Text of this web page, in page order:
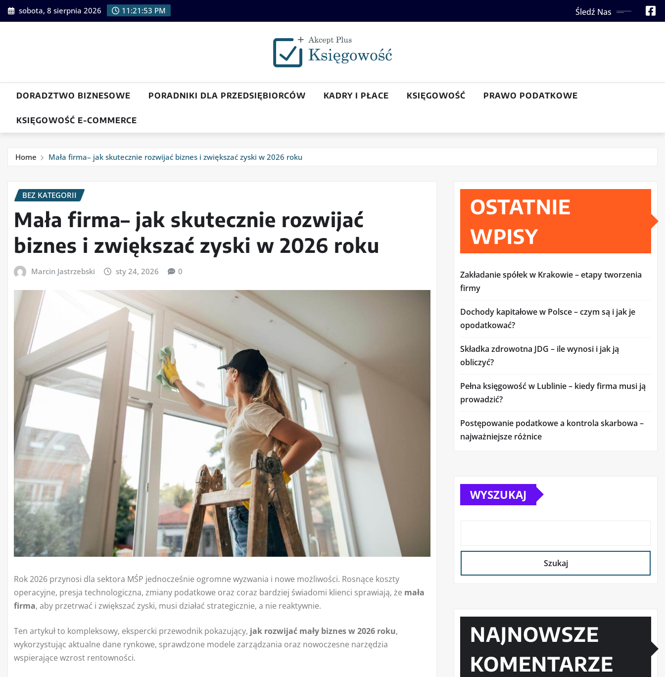
Skip
to
sobota, 8 sierpnia 2026 11:21:54 PM Śledź Nas
DORADZTWO BIZNESOWE PORADNIKI DLA PRZEDSIĘBIORCÓW KADRY I PŁACE KSIĘGOWOŚĆ PRAWO PODATKOWE
KSIĘGOWOŚĆ E-COMMERCE
Home Mała firma– jak skutecznie rozwijać biznes i zwiększać zyski w 2026 roku
BEZ KATEGORII
Mała firma– jak skutecznie rozwijać
biznes i zwiększać zyski w 2026 roku
Marcin Jastrzebski sty 24, 2026 0
Rok 2026 przynosi dla sektora MŚP jednocześnie ogromne wyzwania i nowe możliwości. Rosnące koszty
operacyjne, presja technologiczna, zmiany podatkowe oraz coraz bardziej świadomi klienci sprawiają, że mała
firma, aby przetrwać i zwiększać zyski, musi działać strategicznie, a nie reaktywnie.
Ten artykuł to kompleksowy, ekspercki przewodnik pokazujący, jak rozwijać mały biznes w 2026 roku,
wykorzystując aktualne dane rynkowe, sprawdzone modele zarządzania oraz nowoczesne narzędzia
wspierające wzrost rentowności.
OSTATNIE
WPISY
Zakładanie spółek w Krakowie – etapy tworzenia
firmy
Dochody kapitałowe w Polsce – czym są i jak je
opodatkować?
Składka zdrowotna JDG – ile wynosi i jak ją
obliczyć?
Pełna księgowość w Lublinie – kiedy firma musi ją
prowadzić?
Postępowanie podatkowe a kontrola skarbowa –
najważniejsze różnice
WYSZUKAJ
Szukaj
NAJNOWSZE
KOMENTARZE